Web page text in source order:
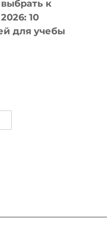
к
10
для учебы